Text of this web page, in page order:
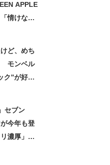
APPLE
情けない
ど、めち
モンベル
ク”が好
セブン
今年も登
濃厚」